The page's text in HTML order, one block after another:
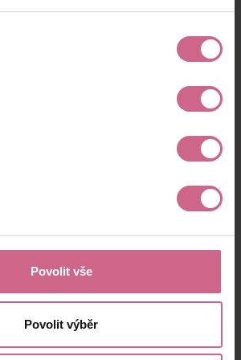
Povolit vše
Povolit výběr